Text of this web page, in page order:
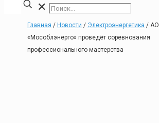
✕
Главная / Новости / Электроэнергетика / АО
«Мособлэнерго» проведёт соревнования
профессионального мастерства